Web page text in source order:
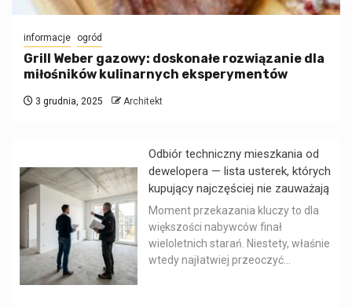
informacje ogród
Grill Weber gazowy: doskonałe rozwiązanie dla
miłośników kulinarnych eksperymentów
3 grudnia, 2025 Architekt
Odbiór techniczny mieszkania od
dewelopera — lista usterek, których
kupujący najczęściej nie zauważają
Moment przekazania kluczy to dla
większości nabywców finał
wieloletnich starań. Niestety, właśnie
wtedy najłatwiej przeoczyć...